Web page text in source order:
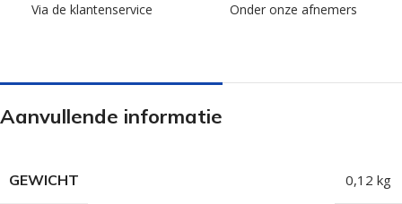
Via de klantenservice Onder onze afnemers
Aanvullende informatie
GEWICHT 0,12 kg